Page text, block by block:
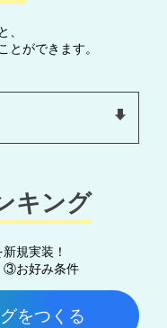
、
とができます。
キング
規実装！
お好み条件
をつくる